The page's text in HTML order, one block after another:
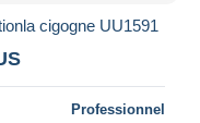
cigogne UU1591
Professionnel